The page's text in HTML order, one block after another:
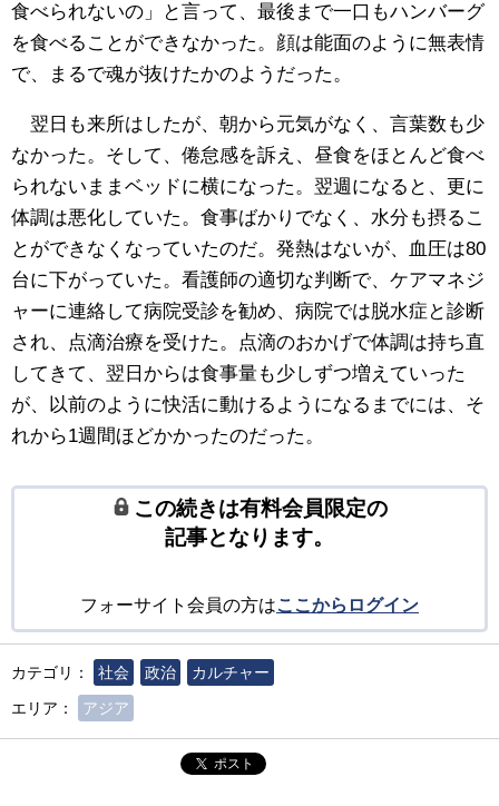
食べられないの」と言って、最後まで一口もハンバーグ
を食べることができなかった。顔は能面のように無表情
で、まるで魂が抜けたかのようだった。
翌日も来所はしたが、朝から元気がなく、言葉数も少
なかった。そして、倦怠感を訴え、昼食をほとんど食べ
られないままベッドに横になった。翌週になると、更に
体調は悪化していた。食事ばかりでなく、水分も摂るこ
とができなくなっていたのだ。発熱はないが、血圧は80
台に下がっていた。看護師の適切な判断で、ケアマネジ
ャーに連絡して病院受診を勧め、病院では脱水症と診断
され、点滴治療を受けた。点滴のおかげで体調は持ち直
してきて、翌日からは食事量も少しずつ増えていった
が、以前のように快活に動けるようになるまでには、そ
れから1週間ほどかかったのだった。
この続きは有料会員限定の
記事となります。
フォーサイト会員の方はここからログイン
カテゴリ： 社会 政治
カルチャー
エリア：
アジア
ポスト